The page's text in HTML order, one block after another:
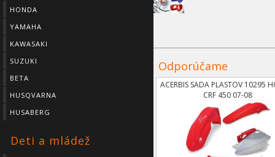
HONDA
YAMAHA
KAWASAKI
SUZUKI
BETA
HUSQVARNA
HUSABERG
Deti a mládež
Odporúčame
ACERBIS SADA PLASTOV 10295
CRF 450 07-08